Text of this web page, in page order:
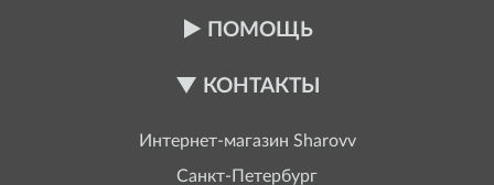
ПОМОЩЬ
КОНТАКТЫ
Интернет-магазин Sharovv
Санкт-Петербург